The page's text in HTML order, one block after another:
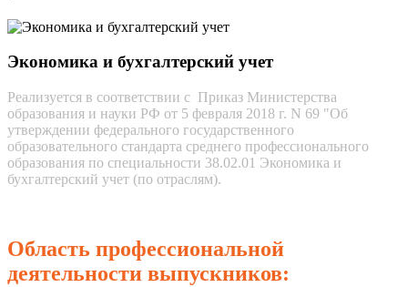
Экономика и бухгалтерский учет
Реализуется в соответствии с Приказ Министерства
образования и науки РФ от 5 февраля 2018 г. N 69 "Об
утверждении федерального государственного
образовательного стандарта среднего профессионального
образования по специальности 38.02.01 Экономика и
бухгалтерский учет (по отраслям).
Область профессиональной
деятельности выпускников: